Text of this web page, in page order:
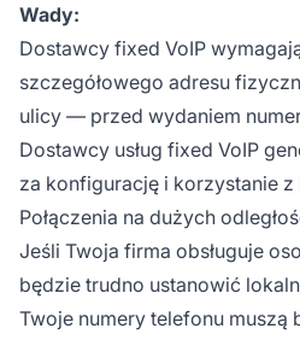
Wady:
Dostawcy fixed VoIP
szczegółowego adresu
ulicy — przed wydaniem
Dostawcy usług fixed VoIP
za konfigurację i korzystanie z
Połączenia na dużych
Jeśli Twoja firma obsługuje
będzie trudno ustanowić
Twoje numery telefonu muszą